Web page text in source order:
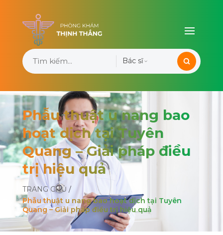
Bác sĩ
Phẫu thuật u nang bao
hoạt dịch tại Tuyên
Quang – Giải pháp điều
trị hiệu quả
TRANG CHỦ /
Phẫu thuật u nang bao hoạt dịch tại Tuyên
Quang – Giải pháp điều trị hiệu quả